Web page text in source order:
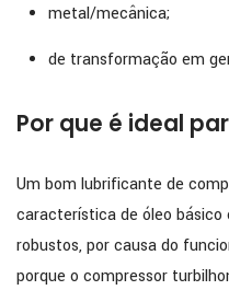
metal/mecânica;
de transformação em
Por que é ideal
Um bom lubrificante de
característica de óleo
robustos, por causa do
porque o compressor